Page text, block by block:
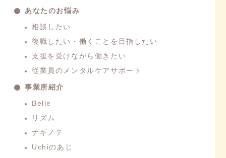
あなたのお悩み
相談したい
復職したい・働くことを目指したい
支援を受けながら働きたい
従業員のメンタルケアサポート
事業所紹介
Belle
リズム
ナギノテ
Uchiのあじ